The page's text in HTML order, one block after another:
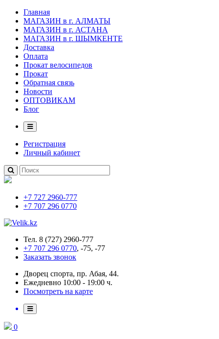
Главная
МАГАЗИН в г. АЛМАТЫ
МАГАЗИН в г. АСТАНА
МАГАЗИН в г. ШЫМКЕНТЕ
Доставка
Оплата
Прокат велосипедов
Прокат
Обратная связь
Новости
ОПТОВИКАМ
Блог
Регистрация
Личный кабинет
+7 727 2960-777
+7 707 296 0770
Тел. 8 (727) 2960-777
+7 707 296 0770, -75, -77
Заказать звонок
Дворец спорта, пр. Абая, 44.
Ежедневно 10:00 - 19:00 ч.
Посмотреть на карте
0